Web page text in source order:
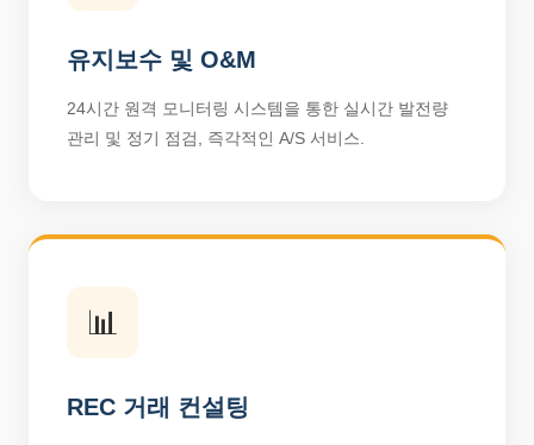
유지보수 및 O&M
24시간 원격 모니터링 시스템을 통한 실시간 발전량
관리 및 정기 점검, 즉각적인 A/S 서비스.
📊
REC 거래 컨설팅